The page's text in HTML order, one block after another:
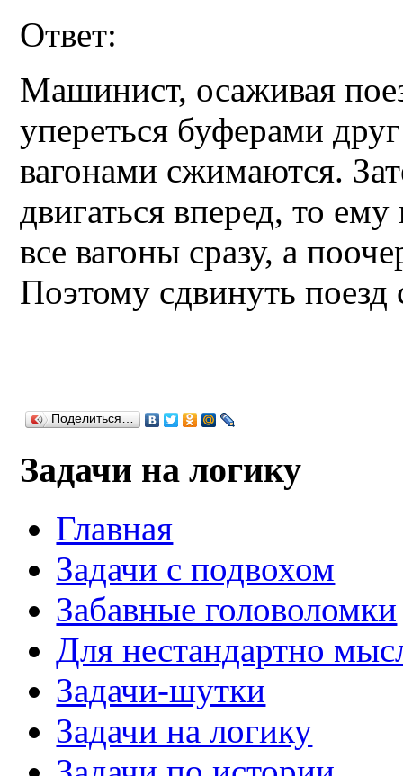
Ответ:
Машинист, осаживая
упереться буферами
вагонами сжимаются.
двигаться вперед, то
все вагоны сразу, а
Поэтому сдвинуть поезд
Поделиться…
Задачи на логику
Главная
Задачи с подвохом
Забавные головоломки
Для нестандартно
Задачи-шутки
Задачи на логику